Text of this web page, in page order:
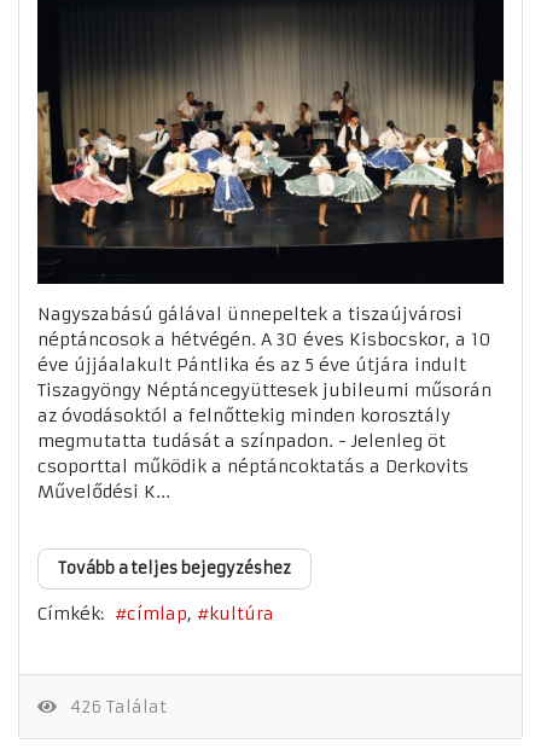
Nagyszabású gálával ünnepeltek a tiszaújvárosi
néptáncosok a hétvégén. A 30 éves Kisbocskor, a 10
éve újjáalakult Pántlika és az 5 éve útjára indult
Tiszagyöngy Néptáncegyüttesek jubileumi műsorán
az óvodásoktól a felnőttekig minden korosztály
megmutatta tudását a színpadon. - Jelenleg öt
csoporttal működik a néptáncoktatás a Derkovits
Művelődési K...
Tovább a teljes bejegyzéshez
Címkék: címlap kultúra
426 Találat